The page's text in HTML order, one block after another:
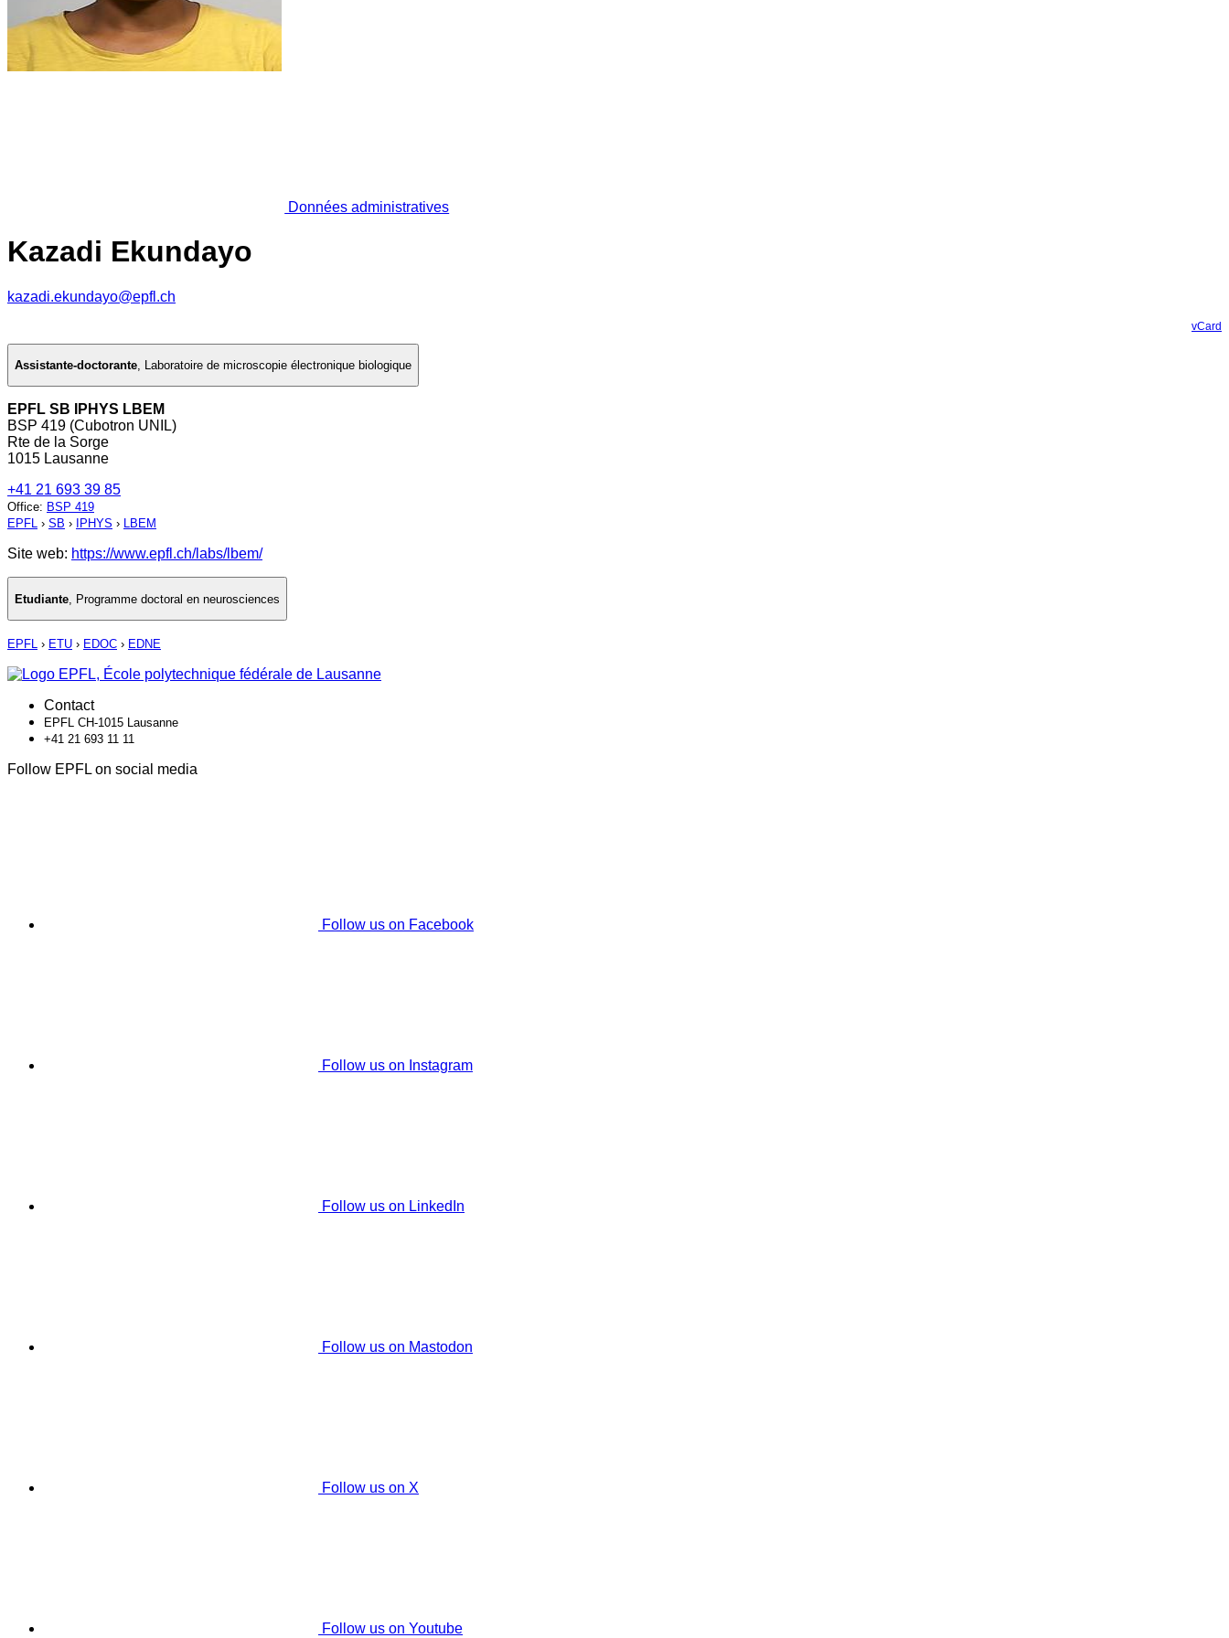
Données administratives
Kazadi Ekundayo
kazadi.ekundayo@epfl.ch
vCard
Assistante-doctorante, Laboratoire de microscopie électronique biologique
EPFL SB IPHYS LBEM
BSP 419 (Cubotron UNIL)
Rte de la Sorge
1015 Lausanne
+41 21 693 39 85
Office: BSP 419
EPFL › SB › IPHYS › LBEM
Site web: https://www.epfl.ch/labs/lbem/
Etudiante Programme doctoral en neurosciences
EPFL › ETU › EDOC › EDNE
Contact
EPFL CH-1015 Lausanne
+41 21 693 11 11
Follow EPFL on social media
Follow us on Facebook
Follow us on Instagram
Follow us on LinkedIn
Follow us on Mastodon
Follow us on X
Follow us on Youtube